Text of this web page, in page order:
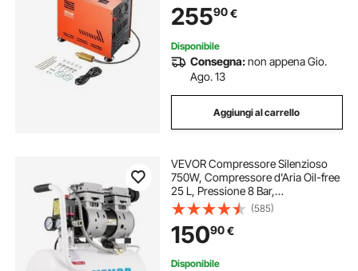
Integrato, per Bombola di Paintball
Senza Olio
25590€
Disponibile
Consegna:non appena Gio.
Ago. 13
Aggiungi al carrello
VEVOR Compressore Silenzioso
750W, Compressore d'Aria Oil-free
25 L, Pressione 8 Bar,
Compressore d'Aria Silenzioso
220V, Compressore Aria Portatile,
per Esigenze di Gonfiaggio
(585)
15090€
Disponibile